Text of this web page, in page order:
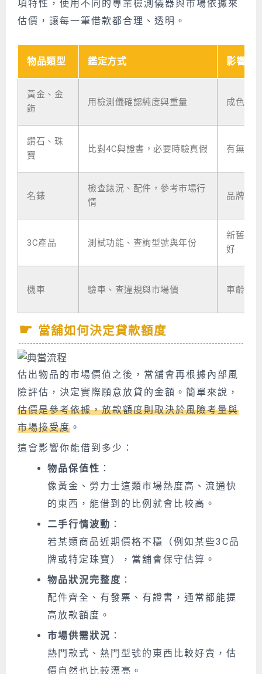
項特性，使用不同的專業檢測儀器與市場依據來
估價，讓每一筆借款都合理、透明。
物品類型 鑑定方式 影響估
黃金、金
飾
用檢測儀確認純度與重量 成色與
鑽石、珠
寶
比對4C與證書，必要時驗真假 有無證
名錶
檢查錶況、配件，參考市場行
情
品牌、
3C產品 測試功能、查詢型號與年份
新舊程
好
機車 驗車、查違規與市場價 車齡與
當舖如何決定貸款額度
估出物品的市場價值之後，當舖會再根據內部風
險評估，決定實際願意放貸的金額。簡單來說，
估價是參考依據，放款額度則取決於風險考量與
市場接受度 。
這會影響你能借到多少：
物品保值性 ：
像黃金、勞力士這類市場熱度高、流通快
的東西，能借到的比例就會比較高。
二手行情波動 ：
若某類商品近期價格不穩（例如某些3C品
牌或特定珠寶），當舖會保守估算。
物品狀況完整度 ：
配件齊全、有發票、有證書，通常都能提
高放款額度。
市場供需狀況 ：
熱門款式、熱門型號的東西比較好賣，估
價自然也比較漂亮。